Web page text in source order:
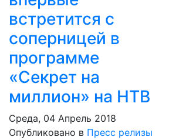
встретится с
соперницей в
программе
«Секрет на
миллион» на НТВ
Среда, 04 Апрель 2018
Опубликовано в Пресс релизы